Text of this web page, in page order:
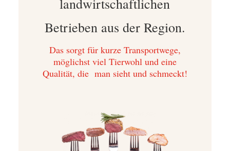
landwirtschaftlichen
Betrieben aus der Region.
Das sorgt für kurze Transportwege,
möglichst viel Tierwohl und eine
Qualität, die man sieht und schmeckt!